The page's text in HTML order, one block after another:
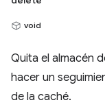
void
Quita el almacén
hacer un
de la caché.